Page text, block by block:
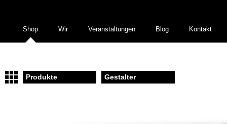
Shop Wir Veranstaltungen Blog Kontakt
Produkte Gestalter